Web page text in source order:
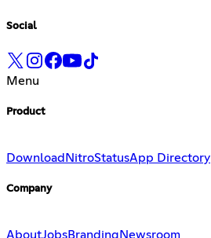
Social
Menu
Product
Download NitroStatusApp Directory
Company
AboutJobsBranding Newsroom